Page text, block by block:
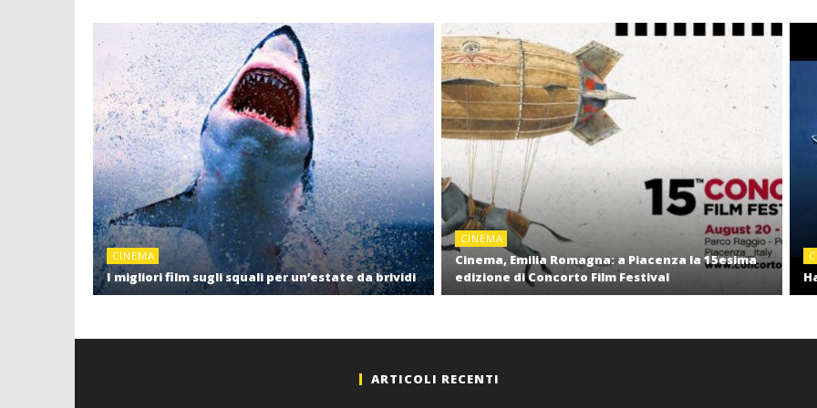
CINEMA
I migliori film sugli squali per un’estate da brividi
CINEMA
Cinema, Emilia Romagna: a Piacenza la 15esima
edizione di Concorto Film Festival
ARTICOLI RECENTI